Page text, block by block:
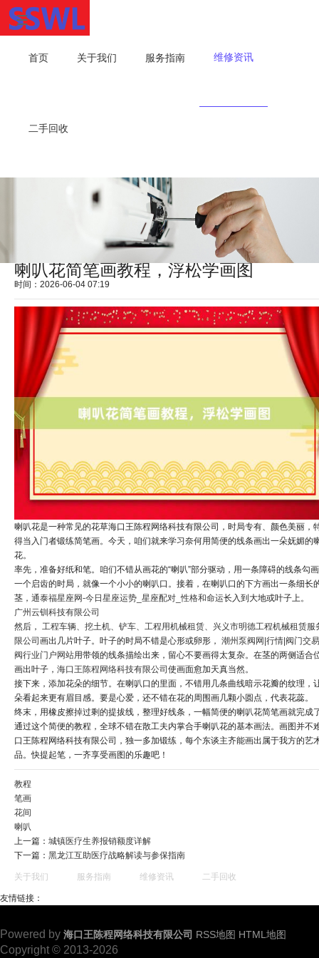
首页 关于我们 服务指南 维修资讯
二手回收
喇叭花简笔画教程，浮松学画图
时间：2026-06-04 07:19
喇叭花是一种常见的花草海口王陈程网络科技有限公司，时局专有、颜色美丽，
得当入门者锻练简笔画。今天，咱们就来学习奈何用简便的线条画出一朵妩媚的
花。
率先，准备好纸和笔。咱们不错从画花的“喇叭”部分驱动，用一条障碍的线条勾
一个启齿的时局，就像一个小小的喇叭口。接着，在喇叭口的下方画出一条细长
茎， 通泰福星座网-今日星座运势_星座配对_性格和命运长入到大地或叶子上。
广州云钏科技有限公司
然后， 工程车辆、挖土机、铲车、工程用机械租赁、兴义市明德工程机械租赁服
限公司画出几片叶子。叶子的时局不错是心形或卵形， 潮州泵阀网|行情|阀门交
阀行业门户网站用带领的线条描绘出来，留心不要画得太复杂。在茎的两侧适合
画出叶子， 海口王陈程网络科技有限公司使画面愈加天真当然。
接下来，添加花朵的细节。在喇叭口的里面，不错用几条曲线暗示花瓣的纹理，
朵看起来更有眉目感。要是心爱，还不错在花的周围画几颗小圆点，代表花蕊。
终末，用橡皮擦掉过剩的提拔线，整理好线条，一幅简便的喇叭花简笔画就完成
通过这个简便的教程，全球不错在散工夫内掌合手喇叭花的基本画法。画图并不
口王陈程网络科技有限公司，独一多加锻练，每个东谈主齐能画出属于我方的艺
品。快提起笔，一齐享受画图的乐趣吧！
教程
笔画
花间
喇叭
上一篇： 城镇医疗生养报销额度详解
下一篇： 黑龙江互助医疗战略解读与参保指南
关于我们 服务指南 维修资讯 二手回收
友情链接：
Powered by 海口王陈程网络科技有限公司 RSS地图 HTML地图
Copyright © 2013-2026